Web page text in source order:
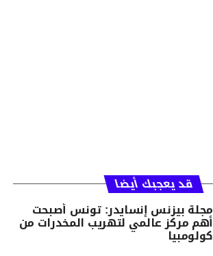
قد يعجبك أيضا
مجلة بيزنس إنسايدر: تونس أصبحت
أهم مركز عالمي لتهريب المخدرات من
كولومبيا